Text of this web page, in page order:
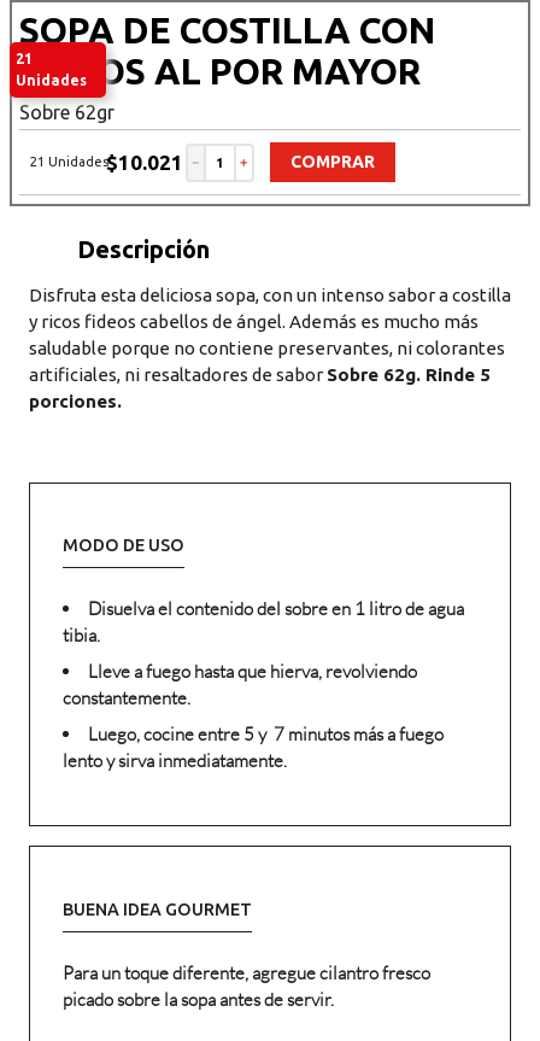
21
Unidades
SOPA DE COSTILLA CON
FIDEOS AL POR MAYOR
Sobre 62gr
21 Unidades$10.021 ＋
－ COMPRAR
Descripción del producto
Disfruta esta deliciosa sopa, con un intenso sabor a costilla
y ricos fideos cabellos de ángel. Además es mucho más
saludable porque no contiene preservantes, ni colorantes
artificiales, ni resaltadores de sabor Sobre 62g. Rinde 5
porciones.
MODO DE USO
Disuelva el contenido del sobre en 1 litro de agua
tibia.
Lleve a fuego hasta que hierva, revolviendo
constantemente.
Luego, cocine entre 5 y 7 minutos más a fuego
lento y sirva inmediatamente.
BUENA IDEA GOURMET
Para un toque diferente, agregue cilantro fresco
picado sobre la sopa antes de servir.